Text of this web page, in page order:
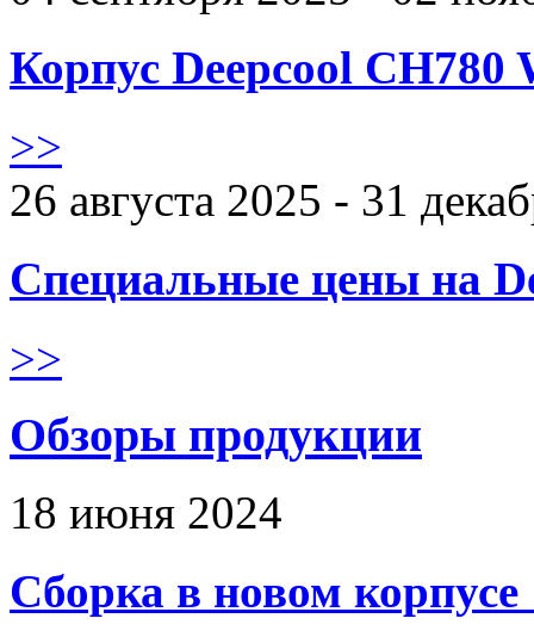
Корпус Deepcool CH780
>>
26 августа 2025 - 31
Специальные цены на
>>
Обзоры продукции
18 июня 2024
Сборка в новом